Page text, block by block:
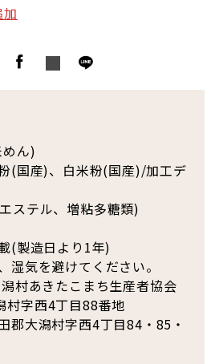
ん)
(国産)、白米粉(国産)/加工デ
ステル、増粘多糖類)
(製造日より1年)
湿気を避けてください。
村あきたこまち生産者協会
村字西4丁目88番地
郡大潟村字西4丁目84・85・